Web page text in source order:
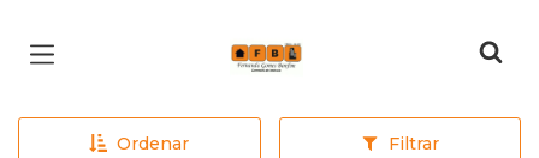
Página inicial
Ordenar Filtrar